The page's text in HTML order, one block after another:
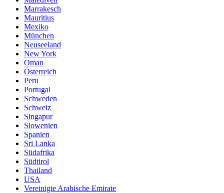
Marrakesch
Mauritius
Mexiko
München
Neuseeland
New York
Oman
Österreich
Peru
Portugal
Schweden
Schweiz
Singapur
Slowenien
Spanien
Sri Lanka
Südafrika
Südtirol
Thailand
USA
Vereinigte Arabische Emirate